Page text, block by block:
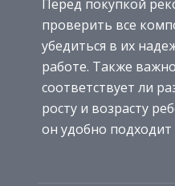
Перед покупкой
проверить все
убедиться в их
работе. Также
соответствует ли
росту и возрасту
он удобно подходит